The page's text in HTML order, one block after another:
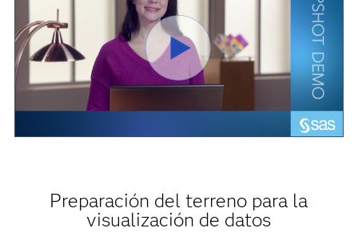
Preparación del terreno para la
visualización de datos